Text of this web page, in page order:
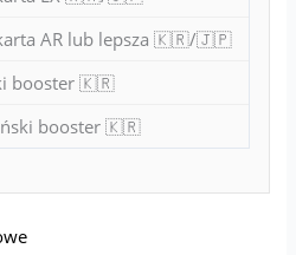
AR lub lepsza 🇰🇷/🇯🇵
booster 🇰🇷
booster 🇰🇷